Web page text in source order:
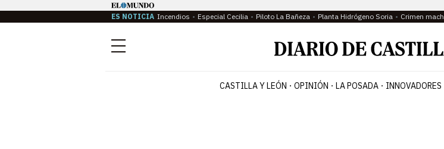
ES NOTICIA Incendios Especial Cecilia Piloto La Bañeza Planta Hidrógeno Soria Crimen
Menú
CASTILLA Y LEÓN OPINIÓN LA POSADA INNOVADORES